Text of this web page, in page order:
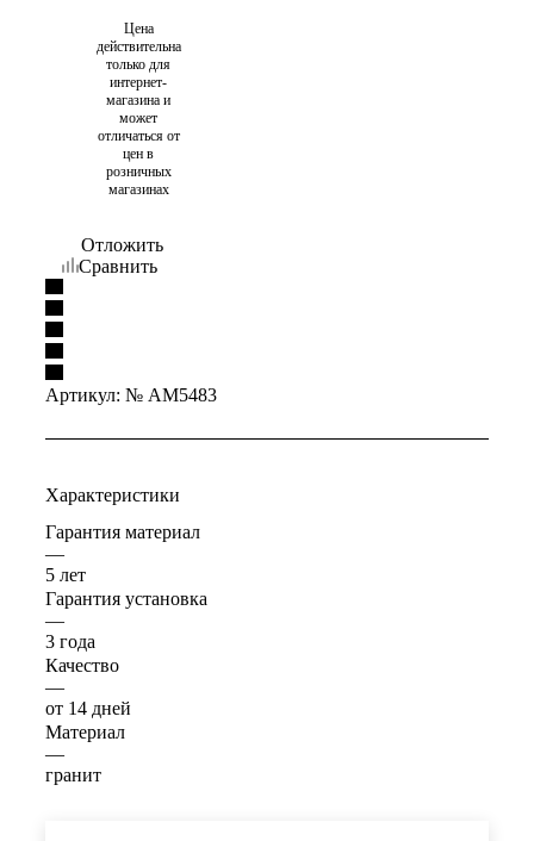
Цена
действительна
только для
интернет-
магазина и
может
отличаться от
цен в
розничных
магазинах
Отложить
Сравнить
Артикул: № AM5483
Характеристики
Гарантия материал
—
5 лет
Гарантия установка
—
3 года
Качество
—
от 14 дней
Материал
—
гранит